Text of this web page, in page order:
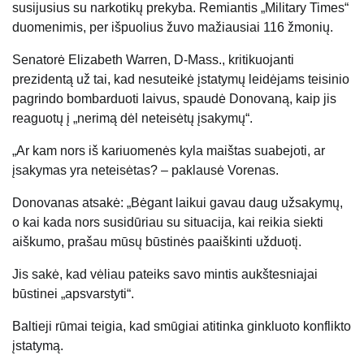
susijusius su narkotikų prekyba. Remiantis „Military Times“
duomenimis, per išpuolius žuvo mažiausiai 116 žmonių.
Senatorė Elizabeth Warren, D-Mass., kritikuojanti
prezidentą už tai, kad nesuteikė įstatymų leidėjams teisinio
pagrindo bombarduoti laivus, spaudė Donovaną, kaip jis
reaguotų į „nerimą dėl neteisėtų įsakymų“.
„Ar kam nors iš kariuomenės kyla maištas suabejoti, ar
įsakymas yra neteisėtas? – paklausė Vorenas.
Donovanas atsakė: „Bėgant laikui gavau daug užsakymų,
o kai kada nors susidūriau su situacija, kai reikia siekti
aiškumo, prašau mūsų būstinės paaiškinti užduotį.
Jis sakė, kad vėliau pateiks savo mintis aukštesniajai
būstinei „apsvarstyti“.
Baltieji rūmai teigia, kad smūgiai atitinka ginkluoto konflikto
įstatymą.